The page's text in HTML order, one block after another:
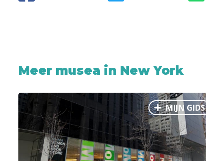
Meer musea in New York
MIJN GIDS